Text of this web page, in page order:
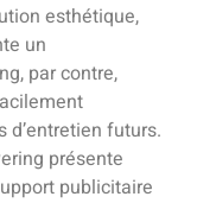
esthétique,
un
par contre,
futurs.
présente
publicitaire